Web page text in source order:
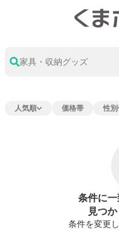
家具・収納グッズ
人気順 価格帯 性別
条件に
見つ
条件を変更